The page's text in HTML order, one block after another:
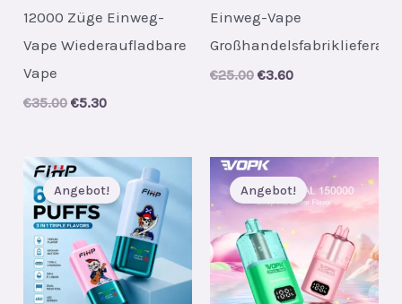
12000 Züge Einweg-
Vape Wiederaufladbare
Vape
€35.00 Original
€35.00.
€5.30Current
€5.30.
Einweg-Vape
Großhandelsfabriklieferant
€25.00 Original
€3.60Current
Angebot! Angebot!